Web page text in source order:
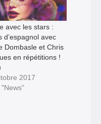
avec les stars :
d’espagnol avec
Dombasle et Chris
en répétitions !
2017
"News"